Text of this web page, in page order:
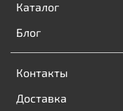
Каталог
Блог
Контакты
Доставка